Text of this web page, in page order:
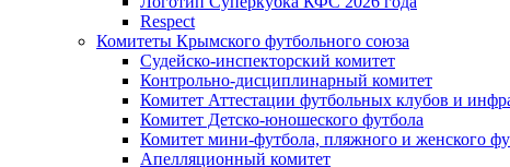
Respect
Комитеты Крымского футбольного союза
Судейско-инспекторский комитет
Контрольно-дисциплинарный комитет
Комитет Аттестации футбольных клубов и
Комитет Детско-юношеского футбола
Комитет мини-футбола, пляжного и женского
Апелляционный комитет